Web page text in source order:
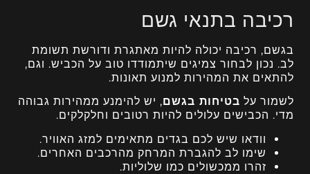
רכיבה בתנאי גשם
בגשם, רכיבה יכולה להיות מאתגרת ודורשת תשומת
לב. נכון לבחור צמיגים שיתמודדו טוב על הכביש. וגם,
להתאים את המהירות למנוע תאונות.
לשמור על בטיחות בגשם, יש להימנע ממהירות גבוהה
מדי. הכבישים עלולים להיות רטובים וחלקלקים.
וודאו שיש לכם בגדים מתאימים למזג האוויר.
שימו לב להגברת המרחק מהרכבים האחרים.
זהרו ממכשולים כמו שלוליות.